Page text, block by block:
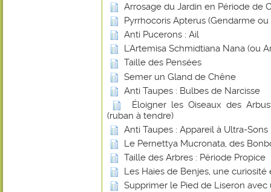
Arrosage du Jardin en Période de
Pyrrhocoris Apterus (Gendarme ou
Anti Pucerons : Ail
L'Artemisa Schmidtiana Nana (ou
Taille des Pensées
Semer un Gland de Chêne
Anti Taupes : Bulbes de Narcisse
Éloigner les Oiseaux des
(ruban à tendre)
Anti Taupes : Appareil à Ultra-Sons
Le Pernettya Mucronata, des
Taille des Arbres : Période Propice
Les Haies de Benjes, une
Supprimer le Pied de Liseron